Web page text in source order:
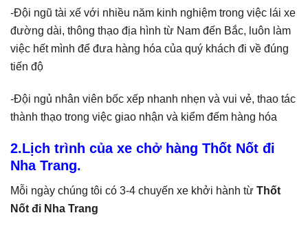
-Đội ngũ tài xế với nhiều năm kinh nghiệm trong việc lái xe
đường dài, thông thạo địa hình từ Nam đến Bắc, luôn làm
việc hết mình để đưa hàng hóa của quý khách đi về đúng
tiến độ
-Đội ngủ nhân viên bốc xếp nhanh nhẹn và vui vẻ, thao tác
thành thạo trong việc giao nhận và kiểm đếm hàng hóa
2.Lịch trình của xe chở hàng Thốt Nốt đi
Nha Trang.
Mỗi ngày chúng tôi có 3-4 chuyến xe khởi hành từ Thốt
Nốt đi Nha Trang